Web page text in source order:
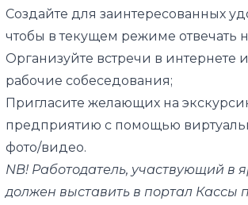
Создайте для заинтересованных
чтобы в текущем режиме отвечать
Организуйте встречи в интернете
рабочие собеседования;
Пригласите желающих на
предприятию с помощью
фото/видео.
NB! Работодатель, участвующий в
должен выставить в портал Кассы